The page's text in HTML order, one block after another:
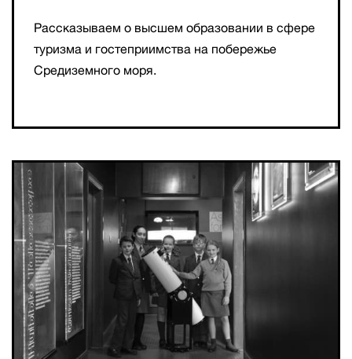
Рассказываем о высшем образовании в сфере
туризма и гостеприимства на побережье
Средиземного моря.